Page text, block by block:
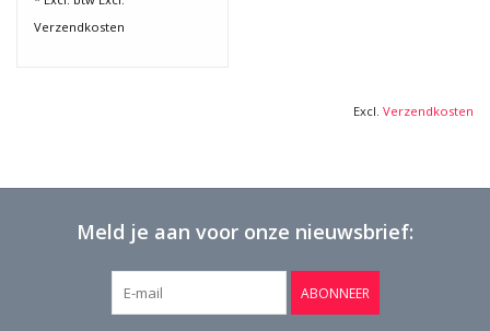
Verzendkosten
Excl. Verzendkosten
Meld je aan voor onze nieuwsbrief:
ABONNEER